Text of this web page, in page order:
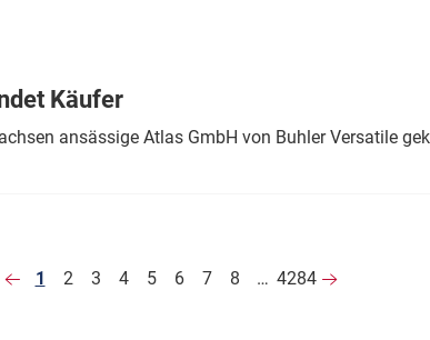
Käufer
ansässige Atlas GmbH von Buhler Versatile
1 2 3 4 5 6 7 8 … 4284